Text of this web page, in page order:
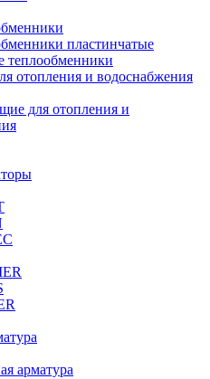
пластинчатые
теплообменники
отопления и водоснабжения
для отопления и
арматура